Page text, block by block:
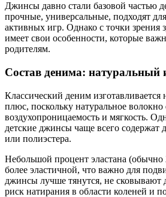
Джинсы давно стали базовой частью
прочные, универсальные, подходят
активных игр. Однако с точки зрения
имеет свои особенности, которые
родителям.
Состав денима: натуральный
Классический деним изготавливается
плюс, поскольку натуральное волокно
воздухопроницаемость и мягкость.
детские джинсы чаще всего содержат
или полиэстера.
Небольшой процент эластана (обычно
более эластичной, что важно для
джинсы лучше тянутся, не
риск натирания в области коленей и